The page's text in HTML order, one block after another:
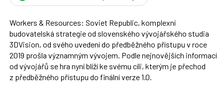
Workers & Resources: Soviet Republic, komplexní
budovatelská strategie od slovenského vývojářského studia
3DVision, od svého uvedení do předběžného přístupu v roce
2019 prošla významným vývojem. Podle nejnovějších informací
od vývojářů se hra nyní blíží ke svému cíli, kterým je přechod
z předběžného přístupu do finální verze 1.0.